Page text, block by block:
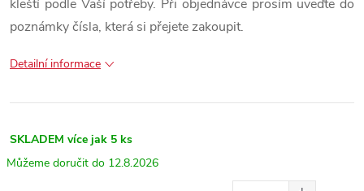
kleští podle Vaší potřeby. Při objednávce prosím uveďte do
poznámky čísla, která si přejete zakoupit.
Detailní informace
SKLADEM více jak 5 ks
12.8.2026